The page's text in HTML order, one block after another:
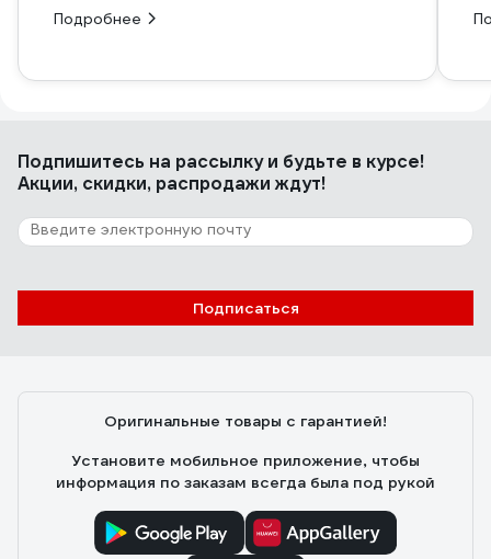
Подробнее
Подпишитесь на рассылкуи будьте в курсе!
Акции, скидки, распродажи ждут!
Подписаться
Оригинальные товары с гарантией!
Установите мобильное приложение, чтобы
информация по заказам всегда была под рукой